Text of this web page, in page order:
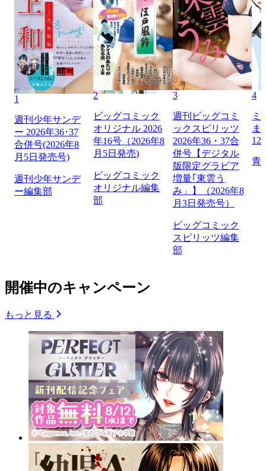
1
週刊少年サンデ
ー 2026年36･37
合併号(2026年8
月5日発売号)
週刊少年サンデ
ー編集部
2
ビッグコミック
オリジナル 2026
年16号（2026年8
月5日発売)
ビッグコミック
オリジナル編集
部
3
週刊ビッグコミ
ックスピリッツ
2026年36・37合
併号【デジタル
版限定グラビア
増量｢東雲う
み」】（2026年8
月3日発売号）
ビッグコミック
スピリッツ編集
部
4
ミ
ま
129
青
開催中のキャンペーン
もっと見る